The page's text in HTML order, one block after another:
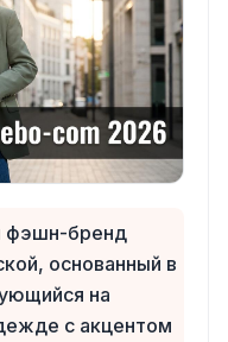
фэшн-бренд
основанный в
на
с акцентом